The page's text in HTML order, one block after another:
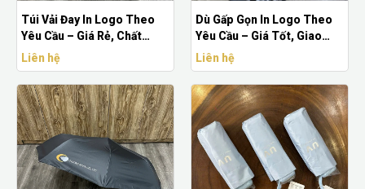
Túi Vải Đay In Logo Theo
Yêu Cầu – Giá Rẻ, Chất
Lượng | Quà Tặng Nhanh
Liên hệ
Dù Gấp Gọn In Logo Theo
Yêu Cầu – Giá Tốt, Giao
Nhanh | Quà Tặng Nhanh
Liên hệ